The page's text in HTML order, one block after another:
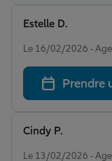
Le 16/02/2026 -
Estelle D.
Prendre
Le 13/02/2026 -
Cindy P.